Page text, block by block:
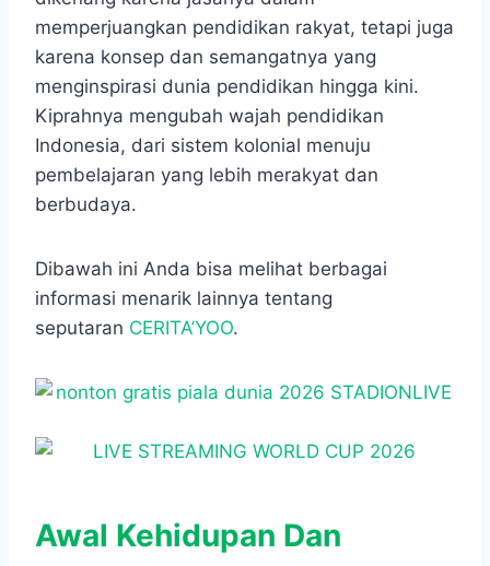
memperjuangkan pendidikan rakyat, tetapi juga
karena konsep dan semangatnya yang
menginspirasi dunia pendidikan hingga kini.
Kiprahnya mengubah wajah pendidikan
Indonesia, dari sistem kolonial menuju
pembelajaran yang lebih merakyat dan
berbudaya.
Dibawah ini Anda bisa melihat berbagai
informasi menarik lainnya tentang
seputaran CERITA’YOO.
Awal Kehidupan Dan